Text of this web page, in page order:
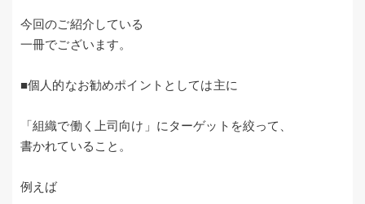
今回のご紹介している
一冊でございます。
■個人的なお勧めポイントとしては主に
「組織で働く上司向け」にターゲットを絞って、
書かれていること。
例えば